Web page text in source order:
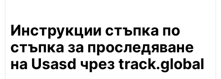
Инструкции стъпка по
стъпка за проследяване
на Usasd чрез track.global